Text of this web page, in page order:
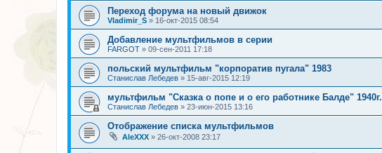
Переход форума на новый движок
Vladimir_S » 16-окт-2015 08:54
Добавление мультфильмов в серии
FARGOT » 09-сен-2011 17:18
польский мультфильм "корпоратив пугала" 1983
Станислав Лебедев » 15-авг-2015 12:19
мультфильм "Сказка о попе и о его работнике Балде" 1940г.
Станислав Лебедев » 23-июн-2015 13:16
Отображение списка мультфильмов
AleXXX » 26-окт-2008 23:17